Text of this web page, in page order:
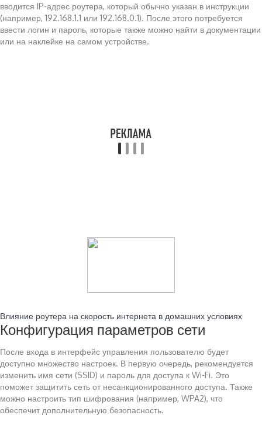
вводится IP-адрес роутера, который обычно указан в инструкции
(например, 192.168.1.1 или 192.168.0.1). После этого потребуется
ввести логин и пароль, которые также можно найти в документации
или на наклейке на самом устройстве.
Влияние роутера на скорость интернета в домашних условиях
Конфигурация параметров сети
После входа в интерфейс управления пользователю будет
доступно множество настроек. В первую очередь, рекомендуется
изменить имя сети (SSID) и пароль для доступа к Wi-Fi. Это
поможет защитить сеть от несанкционированного доступа. Также
можно настроить тип шифрования (например, WPA2), что
обеспечит дополнительную безопасность.